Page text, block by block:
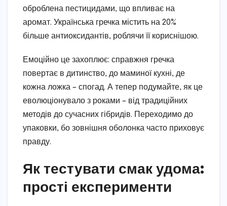
оброблена пестицидами, що впливає на
аромат. Українська гречка містить на 20%
більше антиоксидантів, роблячи її кориснішою.
Емоційно це захоплює: справжня гречка
повертає в дитинство, до маминої кухні, де
кожна ложка – спогад. А тепер подумайте, як це
еволюціонувало з роками – від традиційних
методів до сучасних гібридів. Переходимо до
упаковки, бо зовнішня оболонка часто приховує
правду.
Як тестувати смак удома:
прості експерименти